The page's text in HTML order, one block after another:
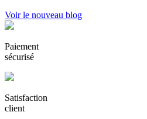
Voir le nouveau blog
Paiement
sécurisé
Satisfaction
client